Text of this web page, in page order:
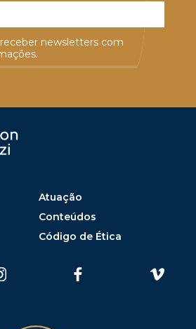
newsletters com
Atuação
Conteúdos
Código de Ética